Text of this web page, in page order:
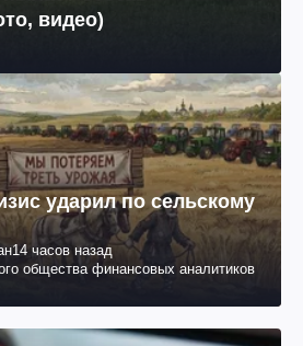
видео)
ударил по сельскому
14 часов назад
общества финансовых аналитиков